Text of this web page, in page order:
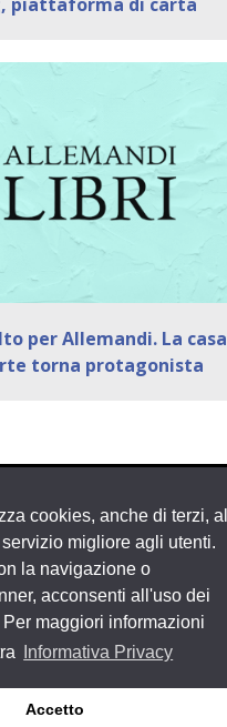
cookies, anche di terzi, al
migliore agli utenti.
la navigazione o
acconsenti all'uso dei
maggiori informazioni
Informativa Privacy
Accetto
per Allemandi. La casa
torna protagonista
del Gruppo Feltrinelli S. p. A.